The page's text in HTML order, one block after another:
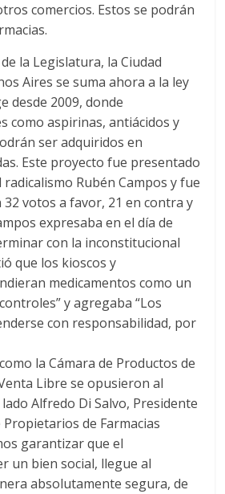
comercios. Estos se podrán
la Legislatura, la Ciudad
Aires se suma ahora a la ley
desde 2009, donde
como aspirinas, antiácidos y
ser adquiridos en
Este proyecto fue presentado
Rubén Campos y fue
votos a favor, 21 en contra y
expresaba en el día de
con la inconstitucional
que los kioscos y
medicamentos como un
y agregaba “Los
con responsabilidad, por
la Cámara de Productos de
Libre se opusieron al
Alfredo Di Salvo, Presidente
Propietarios de Farmacias
garantizar que el
un bien social, llegue al
absolutamente segura, de